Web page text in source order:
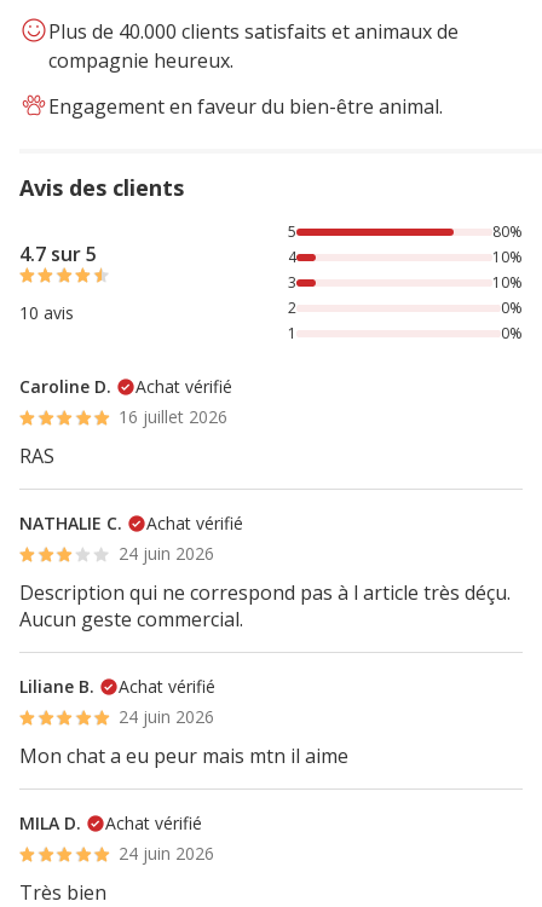
Plus de 40.000 clients satisfaits et animaux de
compagnie heureux.
Engagement en faveur du bien-être animal.
Avis des clients
4.7 sur 5
10 avis
80% des personnes lont noté avec {1} étoiles, 10% des
5
80%
4
10%
3
10%
2
0%
1
0%
Caroline D.
Achat vérifié
16 juillet 2026
RAS
NATHALIE C.
Achat vérifié
24 juin 2026
Description qui ne correspond pas à l article très déçu.
Aucun geste commercial.
Liliane B.
Achat vérifié
24 juin 2026
Mon chat a eu peur mais mtn il aime
MILA D.
Achat vérifié
24 juin 2026
Très bien